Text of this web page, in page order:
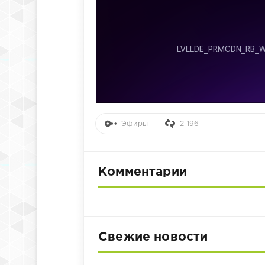
Эфиры 2 196
Комментарии
Свежие новости